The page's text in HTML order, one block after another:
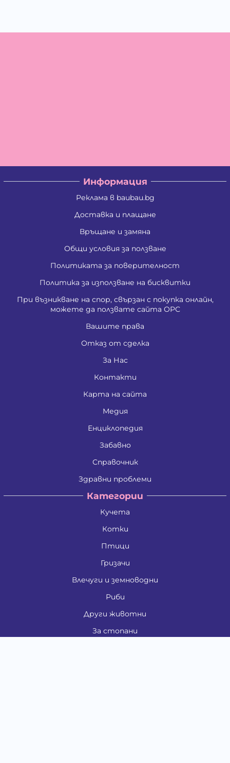
Информация
Реклама в baubau.bg
Доставка и плащане
Връщане и замяна
Общи условия за ползване
Политиката за поверителност
Политика за използване на бисквитки
При възникване на спор, свързан с покупка онлайн,
можете да ползвате сайта ОРС
Вашите права
Отказ от сделка
За Нас
Контакти
Карта на сайта
Медия
Енциклопедия
Забавно
Справочник
Здравни проблеми
Категории
Кучета
Котки
Птици
Гризачи
Влечуги и земноводни
Риби
Други животни
За стопани